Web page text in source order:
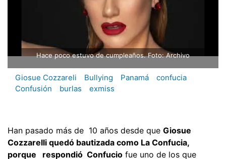
Hace poco estuvo de cumpleaños. Foto: Archivo
Giosue Cozzareli Bullying Panamá
confucia
Confusión
burlas exmiss
Han pasado más de 10 años desde que Giosue
Cozzarelli quedó bautizada como La Confucia,
porque respondió Confucio fue uno de los que